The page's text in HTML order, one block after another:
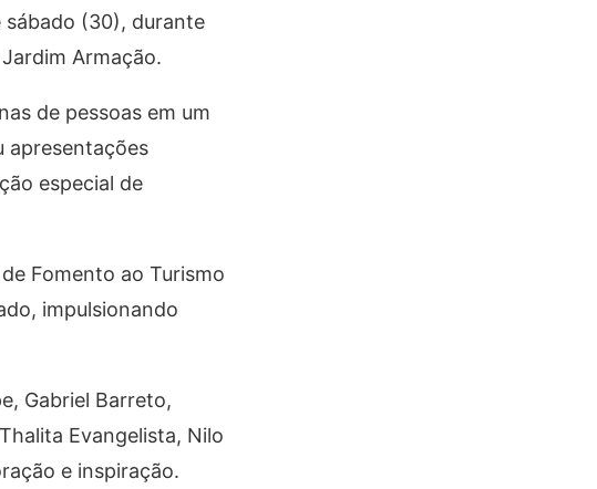
sábado (30), durante
Armação.
de pessoas em um
apresentações
especial de
Fomento ao Turismo
impulsionando
Gabriel Barreto,
Evangelista, Nilo
e inspiração.